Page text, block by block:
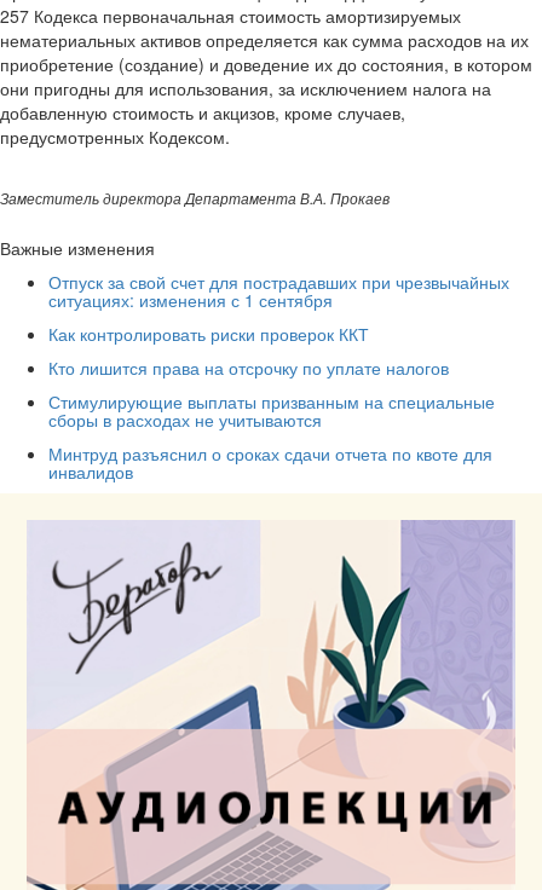
257 Кодекса первоначальная стоимость амортизируемых
нематериальных активов определяется как сумма расходов на их
приобретение (создание) и доведение их до состояния, в котором
они пригодны для использования, за исключением налога на
добавленную стоимость и акцизов, кроме случаев,
предусмотренных Кодексом.
Заместитель директора Департамента В.А. Прокаев
Важные изменения
Отпуск за свой счет для пострадавших при чрезвычайных
ситуациях: изменения с 1 сентября
Как контролировать риски проверок ККТ
Кто лишится права на отсрочку по уплате налогов
Стимулирующие выплаты призванным на специальные
сборы в расходах не учитываются
Минтруд разъяснил о сроках сдачи отчета по квоте для
инвалидов